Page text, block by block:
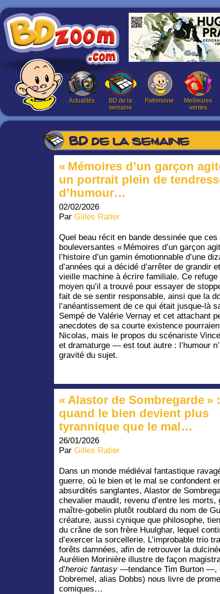
Actualités
BD de la
semaine
Patrimoine
Meilleures
ventes
BD de la semaine
« Mémoires d’un garçon
un portrait plein de
d’humour…
02/02/2026
Par Gilles Ratier
Quel beau récit en bande dessinée que ces
bouleversantes « Mémoires d’un garçon
l’histoire d’un gamin émotionnable d’une
d’années qui a décidé d’arrêter de grandir
vieille machine à écrire familiale. Ce
moyen qu’il a trouvé pour essayer de
fait de se sentir responsable, ainsi que la
l’anéantissement de ce qui était jusque-là
Sempé de Valérie Vernay et cet attachant
anecdotes de sa courte existence
Nicolas, mais le propos du scénariste
et dramaturge — est tout autre : l’humour
gravité du sujet.
« Alastor de Sombregarde » :
quand le bien devient plus
tyrannique que le mal…
26/01/2026
Par Gilles Ratier
Dans un monde médiéval fantastique
guerre, où le bien et le mal se confondent
absurdités sanglantes, Alastor de
chevalier maudit, revenu d’entre les morts,
maître-gobelin plutôt roublard du nom de
créature, aussi cynique que philosophe,
du crâne de son frère Huulghar, lequel
d’exercer la sorcellerie. L’improbable trio
forêts damnées, afin de retrouver la
Aurélien Morinière illustre de façon
d’heroic fantasy —tendance Tim Burton —,
Dobremel, alias Dobbs) nous livre de
comiques…